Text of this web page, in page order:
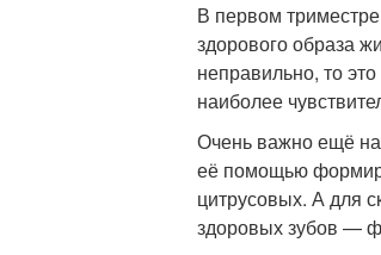
В первом
здорового образа
неправильно, то
наиболее
Очень важно ещё на
её помощью
цитрусовых. А для
здоровых зубов —